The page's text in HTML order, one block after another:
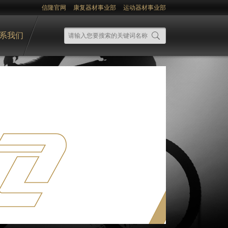
信隆官网 康复器材事业部 运动器材事业部
我们